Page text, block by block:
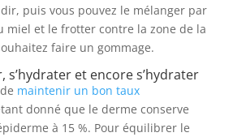
puis vous pouvez le mélanger par
miel et le frotter contre la zone de la
faire un gommage.
s’hydrater et encore s’hydrater
maintenir un bon taux
donné que le derme conserve
à 15 %. Pour équilibrer le